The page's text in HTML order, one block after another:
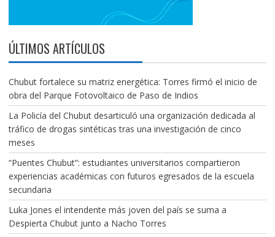
ÚLTIMOS ARTÍCULOS
Chubut fortalece su matriz energética: Torres firmó el inicio de
obra del Parque Fotovoltaico de Paso de Indios
La Policía del Chubut desarticuló una organización dedicada al
tráfico de drogas sintéticas tras una investigación de cinco
meses
“Puentes Chubut”: estudiantes universitarios compartieron
experiencias académicas con futuros egresados de la escuela
secundaria
Luka Jones el intendente más joven del país se suma a
Despierta Chubut junto a Nacho Torres